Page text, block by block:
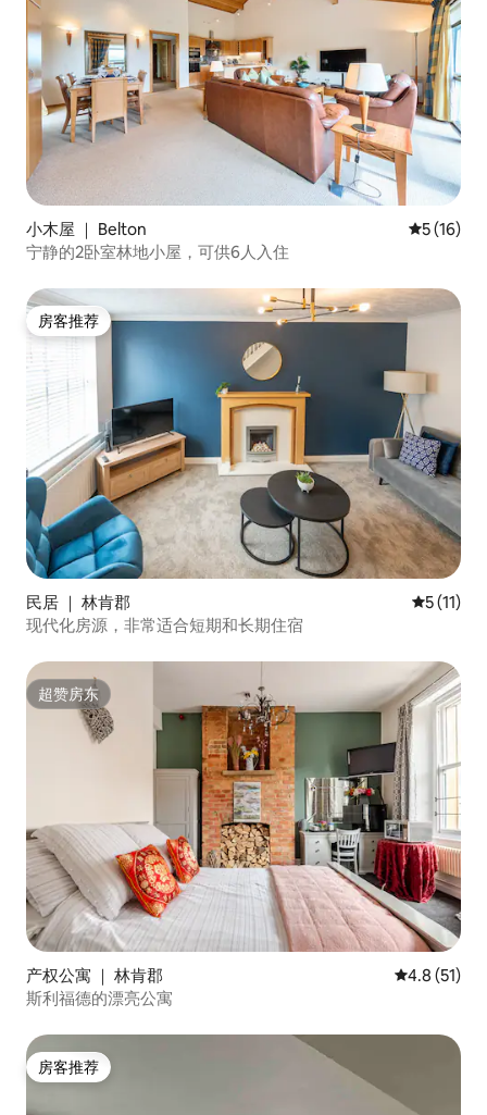
小木屋 ｜ Belton 平均评分
5 (16)
宁静的2卧室林地小屋，可供6人入住
房客推荐
房客推荐
民居 ｜ 林肯郡 平均评分
5 (11)
现代化房源，非常适合短期和长期住宿
超赞房东
超赞房东
产权公寓 ｜ 林肯郡 平均评分
4.8 (51)
斯利福德的漂亮公寓
房客推荐
房客推荐